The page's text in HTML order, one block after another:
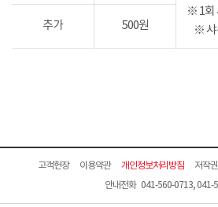
※ 1회
※ 샤
추가 500원
고객헌장 이용약관 개인정보처리방침 저작
안내전화 041-560-0713, 041-